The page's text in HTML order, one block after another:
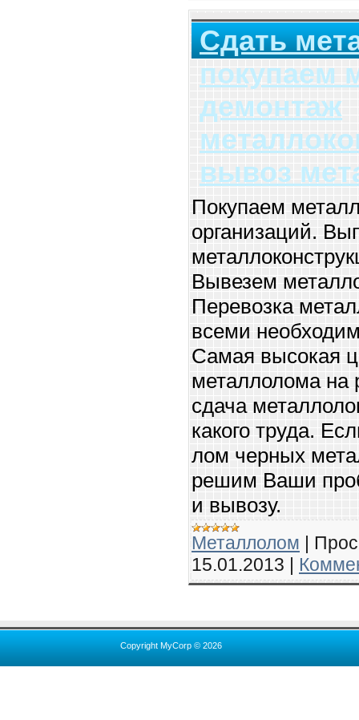
Сдать
покупаем
демонтаж
вывоз
Покупаем
организаций.
Вывезем
Перевозка
всеми
Самая высокая
металлолома на
сдача
какого труда.
лом черных
решим Ваши
и вывозу.
Металлолом |
15.01.2013 |
Copyright MyCorp © 2026